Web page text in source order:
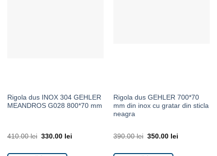
Rigola dus INOX 304 GEHLER
MEANDROS G028 800*70 mm
410.00lei 330.00 lei
Rigola dus GEHLER 700*70
mm din inox cu gratar din sticla
neagra
390.00lei 350.00 lei